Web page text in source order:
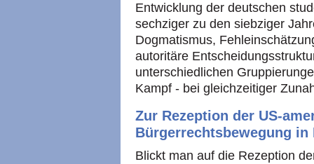
Entwicklung der deutschen
sechziger zu den siebziger
Dogmatismus,
autoritäre
unterschiedlichen
Kampf - bei gleichzeitiger
Zur Rezeption der US-
Bürgerrechtsbewegung in
Blickt man auf die Rezeption